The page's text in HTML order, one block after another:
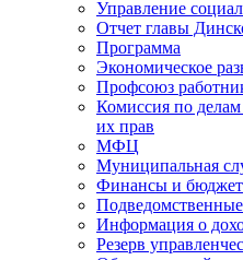
Управление
Отчет главы
Программа
Экономическое
Профсоюз
Комиссия по
их прав
МФЦ
Муниципальная
Финансы и бюджет
Информация о
Резерв